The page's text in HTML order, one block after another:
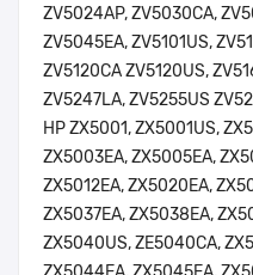
ZV5024AP, ZV5030CA,
ZV5045EA, ZV5101US,
ZV5120CA ZV5120US,
ZV5247LA, ZV5255US
HP ZX5001, ZX5001US,
ZX5003EA, ZX5005EA,
ZX5012EA, ZX5020EA,
ZX5037EA, ZX5038EA,
ZX5040US, ZE5040CA,